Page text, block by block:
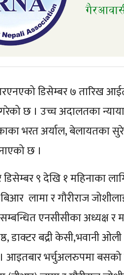
डिसेम्बर ७ तारिख
छ । उच्च अदालतका
भरत अर्याल, बेलायतका
छ ।
९ देखि १ महिनाका
लामा र गौरीराज
एनसीसीका अध्यक्ष र
बद्री केसी,भवानी
भर्चुअलरुपमा बसको